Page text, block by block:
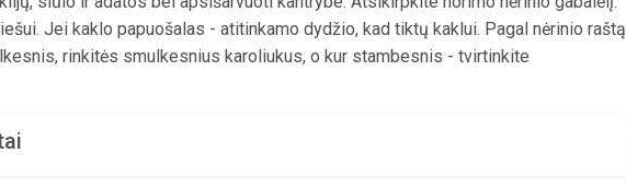
Jei kaklo papuošalas - atitinkamo dydžio, kad tiktų kaklui. Pagal nėrinio raštą
rinkitės smulkesnius karoliukus, o kur stambesnis - tvirtinkite